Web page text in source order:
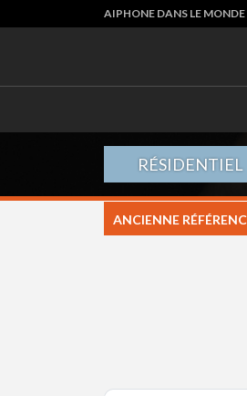
AIPHONE DANS LE MONDE
RÉSIDENTIEL
ANCIENNE